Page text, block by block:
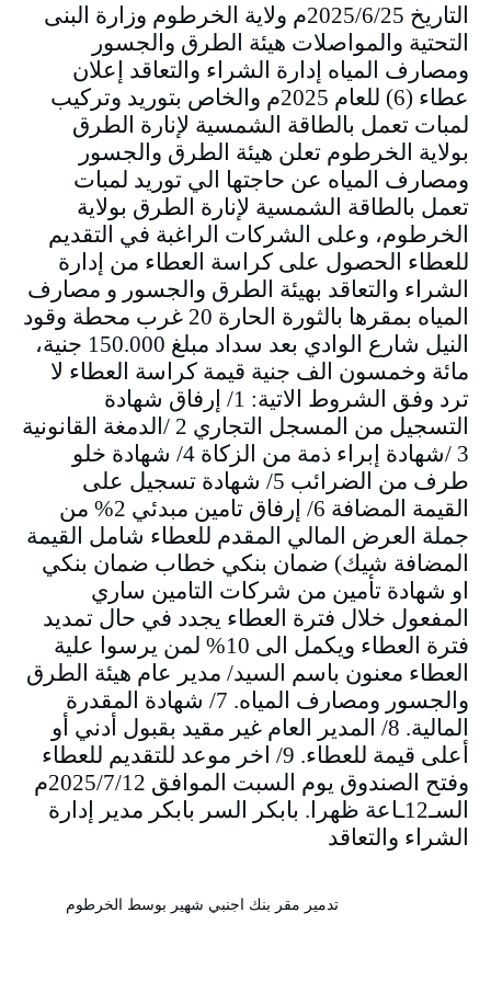
التاريخ 2025/6/25م ولاية الخرطوم وزارة البنى
التحتية والمواصلات هيئة الطرق والجسور
ومصارف المياه إدارة الشراء والتعاقد إعلان
عطاء (6) للعام 2025م والخاص بتوريد وتركيب
لمبات تعمل بالطاقة الشمسية لإنارة الطرق
بولاية الخرطوم تعلن هيئة الطرق والجسور
ومصارف المياه عن حاجتها الي توريد لمبات
تعمل بالطاقة الشمسية لإنارة الطرق بولاية
الخرطوم، وعلى الشركات الراغبة في التقديم
للعطاء الحصول على كراسة العطاء من إدارة
الشراء والتعاقد بهيئة الطرق والجسور و مصارف
المياه بمقرها بالثورة الحارة 20 غرب محطة وقود
النيل شارع الوادي بعد سداد مبلغ 150.000 جنية،
مائة وخمسون الف جنية قيمة كراسة العطاء لا
ترد وفق الشروط الاتية: 1/ إرفاق شهادة
التسجيل من المسجل التجاري 2 /الدمغة القانونية
3 /شهادة إبراء ذمة من الزكاة 4/ شهادة خلو
طرف من الضرائب 5/ شهادة تسجيل على
القيمة المضافة 6/ إرفاق تامين مبدئي 2% من
جملة العرض المالي المقدم للعطاء شامل القيمة
المضافة شيك) ضمان بنكي خطاب ضمان بنكي
او شهادة تأمين من شركات التامين ساري
المفعول خلال فترة العطاء يجدد في حال تمديد
فترة العطاء ويكمل الى 10% لمن يرسوا علية
العطاء معنون باسم السيد/ مدير عام هيئة الطرق
والجسور ومصارف المياه. 7/ شهادة المقدرة
المالية. 8/ المدير العام غير مقيد بقبول أدني أو
أعلى قيمة للعطاء. 9/ اخر موعد للتقديم للعطاء
وفتح الصندوق يوم السبت الموافق 2025/7/12م
السـ12ـاعة ظهرا. بابكر السر بابكر مدير إدارة
الشراء والتعاقد
تدمير مقر بنك اجنبي شهير بوسط الخرطوم